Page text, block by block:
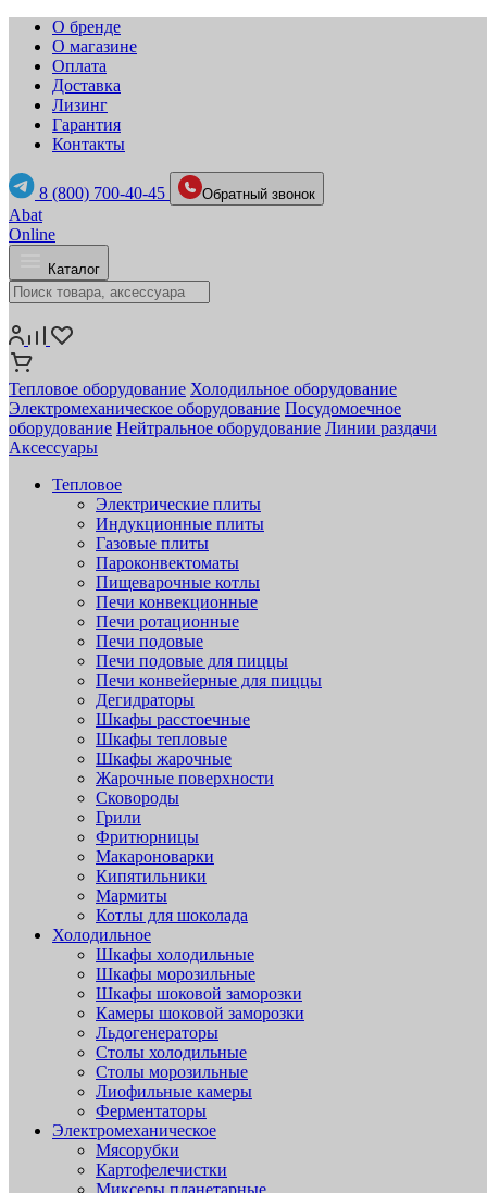
О бренде
О магазине
Оплата
Доставка
Лизинг
Гарантия
Контакты
8 (800) 700-40-45 Обратный звонок
Abat
Online
Каталог
Тепловое оборудование Холодильное оборудование
Электромеханическое оборудование Посудомоечное
оборудование Нейтральное оборудование Линии раздачи
Аксессуары
Тепловое
Электрические плиты
Индукционные плиты
Газовые плиты
Пароконвектоматы
Пищеварочные котлы
Печи конвекционные
Печи ротационные
Печи подовые
Печи подовые для пиццы
Печи конвейерные для пиццы
Дегидраторы
Шкафы расстоечные
Шкафы тепловые
Шкафы жарочные
Жарочные поверхности
Сковороды
Грили
Фритюрницы
Макароноварки
Кипятильники
Мармиты
Котлы для шоколада
Холодильное
Шкафы холодильные
Шкафы морозильные
Шкафы шоковой заморозки
Камеры шоковой заморозки
Льдогенераторы
Столы холодильные
Столы морозильные
Лиофильные камеры
Ферментаторы
Электромеханическое
Мясорубки
Картофелечистки
Миксеры планетарные